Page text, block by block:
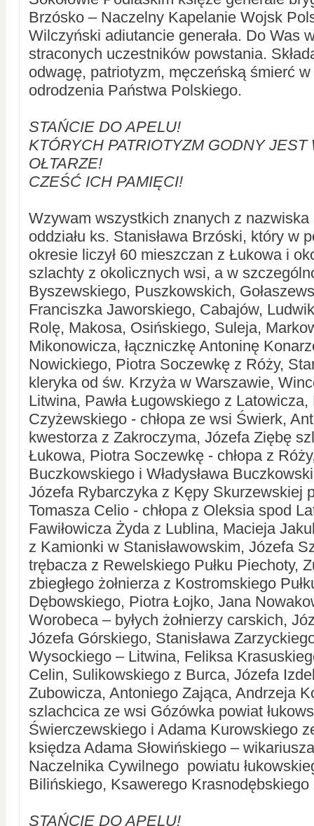
Brzósko – Naczelny Kapelanie Wojsk
Wilczyński adiutancie generała. Do Was
straconych uczestników powstania.
odwagę, patriotyzm, męczeńską śmierć
odrodzenia Państwa Polskiego.
STAŃCIE DO APELU!
KTÓRYCH PATRIOTYZM GODNY
OŁTARZE!
CZEŚĆ ICH PAMIĘCI!
Wzywam wszystkich znanych z
oddziału ks. Stanisława Brzóski, który w
okresie liczył 60 mieszczan z Łukowa i
szlachty z okolicznych wsi, a w
Byszewskiego, Puszkowskich,
Franciszka Jaworskiego, Cabajów,
Rolę, Makosa, Osińskiego, Suleja,
Mikonowicza, łączniczkę Antoninę
Nowickiego, Piotra Soczewkę z Róży,
kleryka od św. Krzyża w Warszawie,
Litwina, Pawła Ługowskiego z
Czyżewskiego - chłopa ze wsi Świerk,
kwestorza z Zakroczyma, Józefa Ziębę
Łukowa, Piotra Soczewkę - chłopa z
Buczkowskiego i Władysława
Józefa Rybarczyka z Kępy Skurzewskiej
Tomasza Celio - chłopa z Oleksia spod
Fawiłowicza Żyda z Lublina, Macieja
z Kamionki w Stanisławowskim, Józefa
trębacza z Rewelskiego Pułku Piechoty,
zbiegłego żołnierza z Kostromskiego
Dębowskiego, Piotra Łojko, Jana
Worobeca – byłych żołnierzy carskich,
Józefa Górskiego, Stanisława
Wysockiego – Litwina, Feliksa
Celin, Sulikowskiego z Burca, Józefa
Zubowicza, Antoniego Zająca, Andrzeja
szlachcica ze wsi Gózówka powiat
Świerczewskiego i Adama Kurowskiego
księdza Adama Słowińskiego –
Naczelnika Cywilnego powiatu
Bilińskiego, Ksawerego
STAŃCIE DO APELU!